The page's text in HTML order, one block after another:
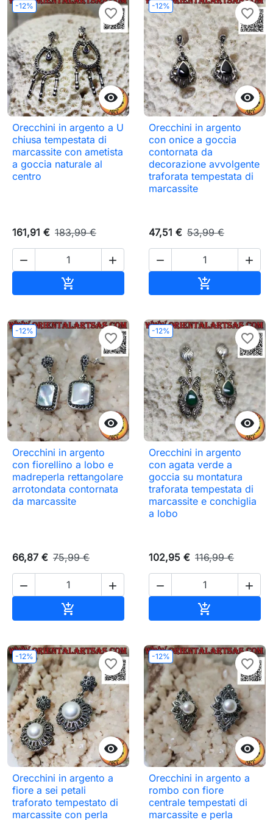
-12%

favorite_border
Orecchini in argento a U
chiusa tempestata di
marcassite con ametista
a goccia naturale al
centro
161,91 € 183,99 €
 

-12%

favorite_border
Orecchini in argento
con onice a goccia
contornata da
decorazione avvolgente
traforata tempestata di
marcassite
47,51 € 53,99 €
 

-12%

favorite_border
Orecchini in argento
con fiorellino a lobo e
madreperla rettangolare
arrotondata contornata
da marcassite
66,87 € 75,99 €
 

-12%

favorite_border
Orecchini in argento
con agata verde a
goccia su montatura
traforata tempestata di
marcassite e conchiglia
a lobo
102,95 € 116,99 €
 

-12%

favorite_border
Orecchini in argento a
fiore a sei petali
traforato tempestato di
marcassite con perla
-12%

favorite_border
Orecchini in argento a
rombo con fiore
centrale tempestati di
marcassite e perla